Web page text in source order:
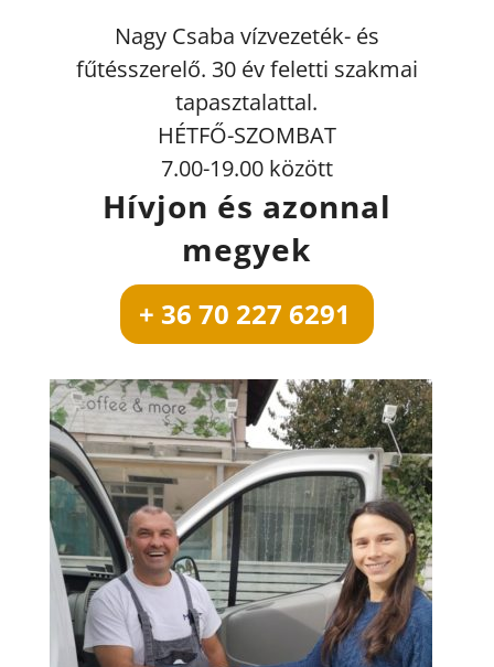
Nagy Csaba vízvezeték- és
fűtésszerelő. 30 év feletti szakmai
tapasztalattal.
HÉTFŐ-SZOMBAT
7.00-19.00 között
Hívjon és azonnal
megyek
+ 36 70 227 6291